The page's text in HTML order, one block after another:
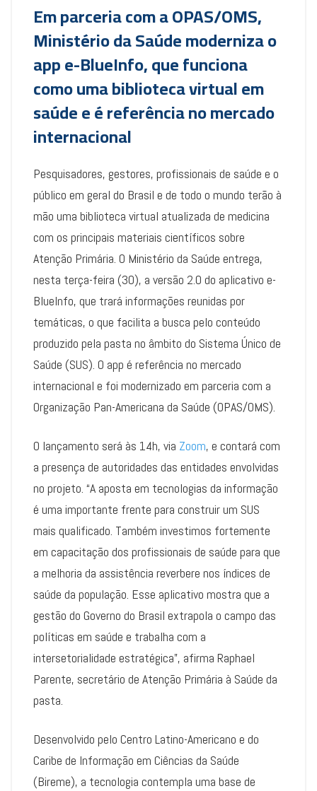
Em parceria com a OPAS/OMS,
Ministério da Saúde moderniza o
app e-BlueInfo, que funciona
como uma biblioteca virtual em
saúde e é referência no mercado
internacional
Pesquisadores, gestores, profissionais de saúde e o
público em geral do Brasil e de todo o mundo terão à
mão uma biblioteca virtual atualizada de medicina
com os principais materiais científicos sobre
Atenção Primária. O Ministério da Saúde entrega,
nesta terça-feira (30), a versão 2.0 do aplicativo e-
BlueInfo, que trará informações reunidas por
temáticas, o que facilita a busca pelo conteúdo
produzido pela pasta no âmbito do Sistema Único de
Saúde (SUS). O app é referência no mercado
internacional e foi modernizado em parceria com a
Organização Pan-Americana da Saúde (OPAS/OMS).
O lançamento será às 14h, via Zoom, e contará com
a presença de autoridades das entidades envolvidas
no projeto. “A aposta em tecnologias da informação
é uma importante frente para construir um SUS
mais qualificado. Também investimos fortemente
em capacitação dos profissionais de saúde para que
a melhoria da assistência reverbere nos índices de
saúde da população. Esse aplicativo mostra que a
gestão do Governo do Brasil extrapola o campo das
políticas em saúde e trabalha com a
intersetorialidade estratégica”, afirma Raphael
Parente, secretário de Atenção Primária à Saúde da
pasta.
Desenvolvido pelo Centro Latino-Americano e do
Caribe de Informação em Ciências da Saúde
(Bireme), a tecnologia contempla uma base de